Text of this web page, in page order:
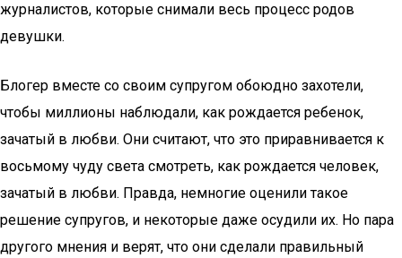
журналистов, которые снимали весь процесс родов
девушки.
Блогер вместе со своим супругом обоюдно захотели,
чтобы миллионы наблюдали, как рождается ребенок,
зачатый в любви. Они считают, что это приравнивается к
восьмому чуду света смотреть, как рождается человек,
зачатый в любви. Правда, немногие оценили такое
решение супругов, и некоторые даже осудили их. Но пара
другого мнения и верят, что они сделали правильный